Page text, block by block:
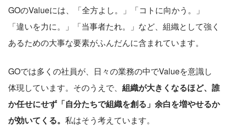
GOのValueには、「全方よし。」「コトに向かう。」
「違いを力に。」「当事者たれ。」など、組織として強く
あるための大事な要素がふんだんに含まれています。
GOでは多くの社員が、日々の業務の中でValueを意識し
体現しています。そのうえで、 組織が大きくなるほど、誰
か任せにせず「自分たちで組織を創る」余白を増やせるか
が効いてくる。 私はそう考えています。